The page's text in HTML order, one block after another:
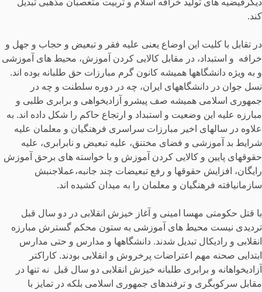
دیگرفیضیه های تولید خرافه اسلام و تربیت متعصبان مذهبی تبدیل
کند.
در تقابل با کلیت این اوضاع یعنی علیه فقر و تبعیض و حجاب و جهل و
خرافه و استبداد، در مقابل کالایی کردن آموزش، محیط های آموزشی
و به ویژه دانشگاهها همیشه کانون گرم مبارزات حق طلبانه بوده اند.
نسل جوان در دانشگاههای ایران، چه در دوره سلطنت و چه در
جمهوری اسلامی همیشه صف پیشرو آزادیخواهی و برابری طلبی و
مبارزه علیه این وضعیت و استبداد و ارتجاع حاکم را شکل داده اند. به
علاوه در سالهای اخیر مبارزات سراسری فرهنگیان و معلمان علیه
شرایط بد آموزشی و فضای مختنق، علیه تبعیض و نابرابری، علیه
حقوقهای پایین و کالایی کردن آموزش و با خواسته های برحق آموزش
رایگان، افزایش حقوقها و رفع تبعیضات چند جانبه،عملاجنبش
سازمانیافته فرهنگیان و معلمان را به میدان کشیده اند.
با قتل حکومتی مهسا امینی و آغاز خیزش انقلابی در دو سال قبل
تردیدی نیست محیط های آموزشی به ستون محکم گسترش مبارزه
انقلابی و رادیکال تبدیل شدند. دانشگاهها و مدارس و حتی مدارس
ابتدایی صحنه مهم اعتراضات پرخروش و انقلابی بودند. کاراکتر
آزادیخواهانه و برابری طلبانه خیزش انقلابی دو سال قبل نه تنها در
مقابل سرکوبگری و ترفندهای جمهوری اسلامی بلکه در تمایز با